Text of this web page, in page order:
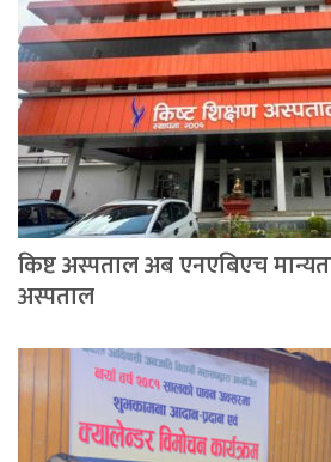
किष्ट अस्पताल अब एनएबिएच
अस्पताल